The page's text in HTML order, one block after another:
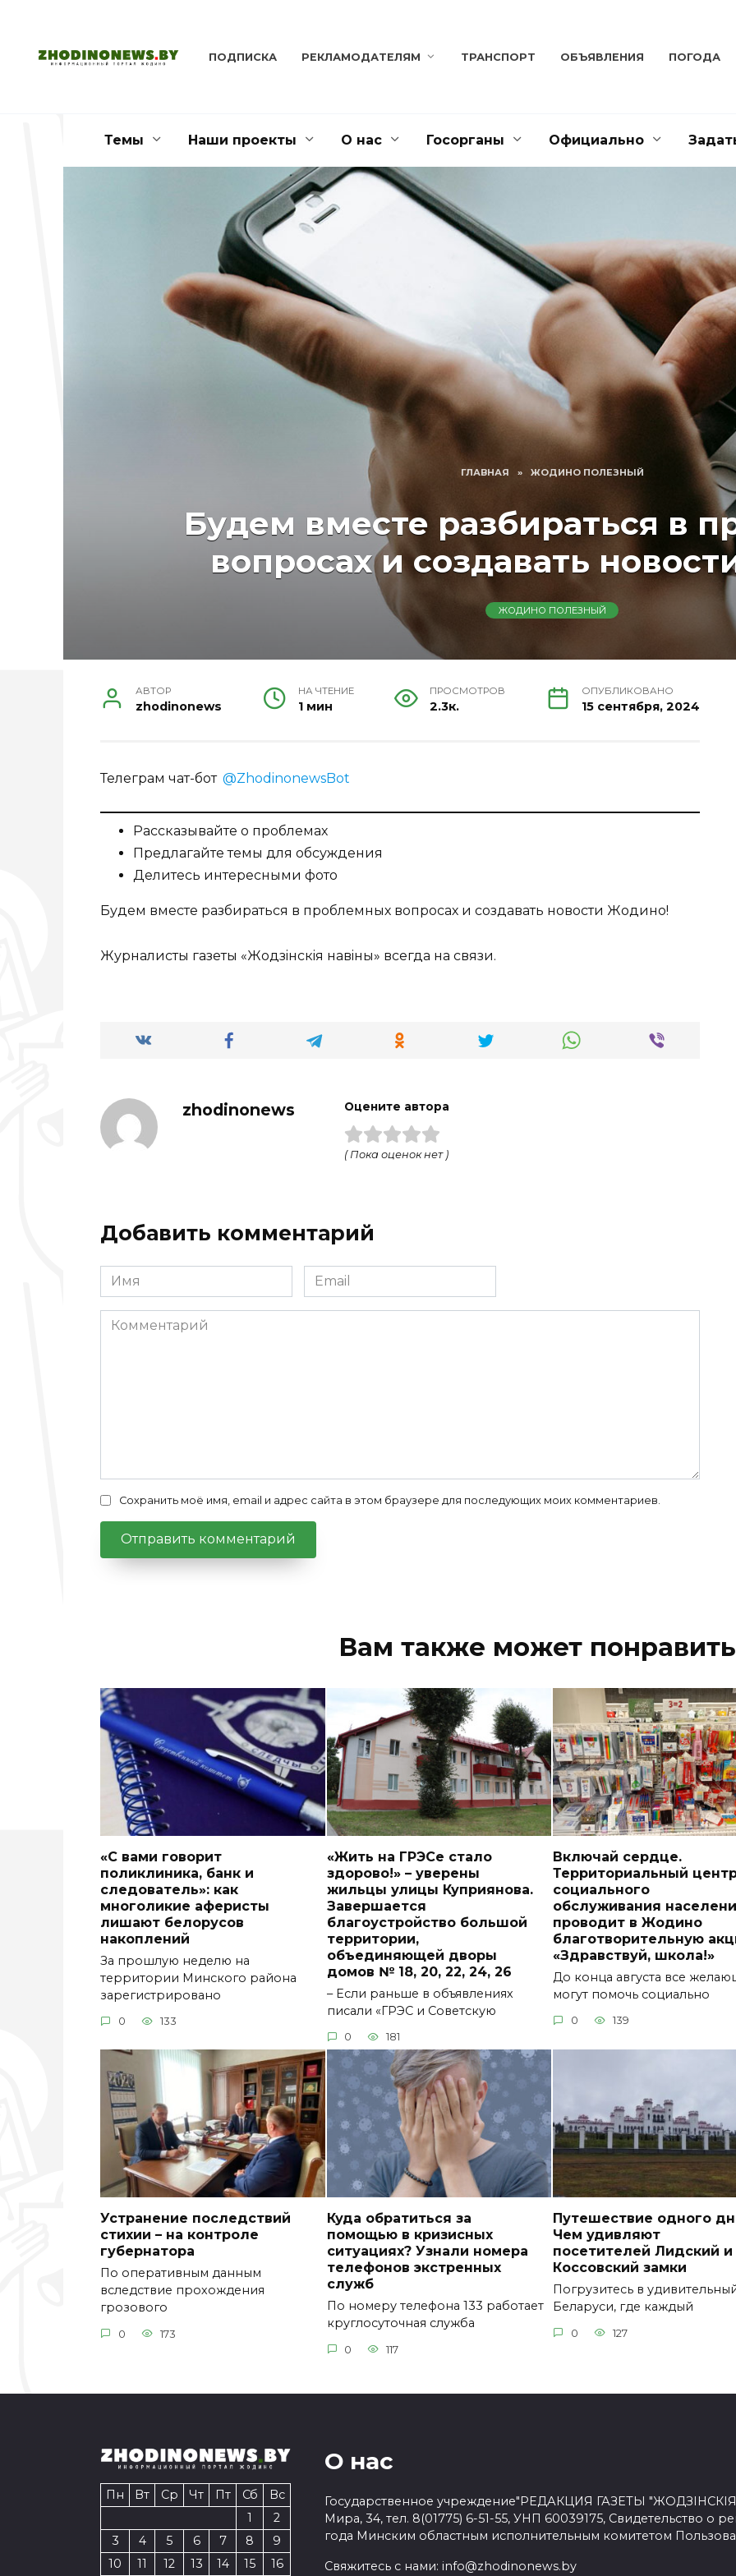
содержанию
ПОДПИСКА РЕКЛАМОДАТЕЛЯМ ТРАНСПОРТ ОБЪЯВЛЕНИЯ ПОГОДА
Темы Наши проекты О нас Госорганы Официально
ГЛАВНАЯ » ЖОДИНО ПОЛЕЗНЫЙ
Будем вместе разбираться в
вопросах и создавать
ЖОДИНО ПОЛЕЗНЫЙ
АВТОР
zhodinonews
НА ЧТЕНИЕ
1 мин
ПРОСМОТРОВ
2.3к.
ОПУБЛИКОВАНО
15 сентября, 2024
Телеграм чат-бот @ZhodinonewsBot
Рассказывайте о проблемах
Предлагайте темы для обсуждения
Делитесь интересными фото
Будем вместе разбираться в проблемных вопросах и создавать новости Жодино!
Журналисты газеты «Жодзiнскiя навiны» всегда на связи.
zhodinonews Оцените автора
( Пока оценок нет )
Добавить комментарий
Имя
*
Email
*
Комментарий
Сохранить моё имя, email и адрес сайта в этом браузере для последующих моих комментариев.
Вам также может
«С вами говорит
поликлиника, банк и
следователь»: как
многоликие аферисты
лишают белорусов
накоплений
За прошлую неделю на
территории Минского района
зарегистрировано
0 133
«Жить на ГРЭСе стало
здорово!» – уверены
жильцы улицы Куприянова.
Завершается
благоустройство большой
территории,
объединяющей дворы
домов № 18, 20, 22, 24, 26
– Если раньше в объявлениях
писали «ГРЭС и Советскую
0 181
Включай сердце.
Территориальный
социального
обслуживания
проводит в Жодино
благотворительную
«Здравствуй, школа!»
До конца августа все
могут помочь социально
0 139
Устранение последствий
стихии – на контроле
губернатора
По оперативным данным
вследствие прохождения
грозового
0 173
Куда обратиться за
помощью в кризисных
ситуациях? Узнали номера
телефонов экстренных
служб
По номеру телефона 133 работает
круглосуточная служба
0 117
Путешествие одного
Чем удивляют
посетителей Лидский и
Коссовский замки
Погрузитесь в
Беларуси, где каждый
0 127
Пн Вт Ср Чт Пт Сб
Вс
1
2
3
4 5 6 7 8
9
10
11 12 13 14 15 16
О нас
Государственное учреждение"РЕДАКЦИЯ ГАЗЕТЫ
Мира, 34, тел. 8(01775) 6-51-55, УНП 60039175, Свидетельство о
года Минским областным исполнительным комитетом
Свяжитесь с нами: info@zhodinonews.by